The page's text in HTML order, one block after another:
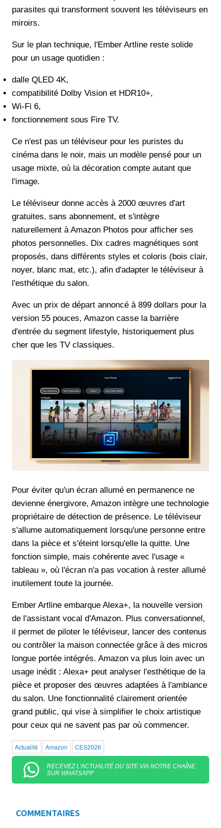
parasites qui transforment souvent les téléviseurs en
miroirs.
Sur le plan technique, l'Ember Artline reste solide
pour un usage quotidien :
dalle QLED 4K,
compatibilité Dolby Vision et HDR10+,
Wi-Fi 6,
fonctionnement sous Fire TV.
Ce n'est pas un téléviseur pour les puristes du
cinéma dans le noir, mais un modèle pensé pour un
usage mixte, où la décoration compte autant que
l'image.
Le téléviseur donne accès à 2000 œuvres d'art
gratuites, sans abonnement, et s'intègre
naturellement à Amazon Photos pour afficher ses
photos personnelles. Dix cadres magnétiques sont
proposés, dans différents styles et coloris (bois clair,
noyer, blanc mat, etc.), afin d'adapter le téléviseur à
l'esthétique du salon.
Avec un prix de départ annoncé à 899 dollars pour la
version 55 pouces, Amazon casse la barrière
d'entrée du segment lifestyle, historiquement plus
cher que les TV classiques.
Pour éviter qu'un écran allumé en permanence ne
devienne énergivore, Amazon intègre une technologie
propriétaire de détection de présence. Le téléviseur
s'allume automatiquement lorsqu'une personne entre
dans la pièce et s'éteint lorsqu'elle la quitte. Une
fonction simple, mais cohérente avec l'usage «
tableau », où l'écran n'a pas vocation à rester allumé
inutilement toute la journée.
Ember Artline embarque Alexa+, la nouvelle version
de l'assistant vocal d'Amazon. Plus conversationnel,
il permet de piloter le téléviseur, lancer des contenus
ou contrôler la maison connectée grâce à des micros
longue portée intégrés. Amazon va plus loin avec un
usage inédit : Alexa+ peut analyser l'esthétique de la
pièce et proposer des œuvres adaptées à l'ambiance
du salon. Une fonctionnalité clairement orientée
grand public, qui vise à simplifier le choix artistique
pour ceux qui ne savent pas par où commencer.
Actualité Amazon CES2026
RECEVEZ L'ACTUALITÉ DU SITE VIA NOTRE CHAÎNE
SUR WHATSAPP
COMMENTAIRES